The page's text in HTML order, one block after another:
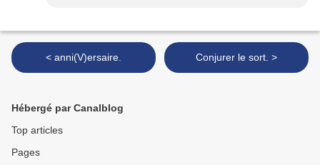
< anni(V)ersaire. Conjurer le sort. >
Hébergé par Canalblog
Top articles
Pages